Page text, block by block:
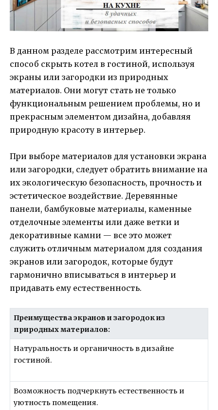
В данном разделе рассмотрим интересный
способ скрыть котел в гостиной, используя
экраны или загородки из природных
материалов. Они могут стать не только
функциональным решением проблемы, но и
прекрасным элементом дизайна, добавляя
природную красоту в интерьер.
При выборе материалов для установки экрана
или загородки, следует обратить внимание на
их экологическую безопасность, прочность и
эстетическое воздействие. Деревянные
панели, бамбуковые материалы, каменные
отделочные элементы или даже ветки и
декоративные камни — все это может
служить отличным материалом для создания
экранов или загородок, которые будут
гармонично вписываться в интерьер и
придавать ему естественность.
Преимущества экранов и загородок из
природных материалов:
Натуральность и органичность в дизайне
гостиной.
Возможность подчеркнуть естественность и
уютность помещения.